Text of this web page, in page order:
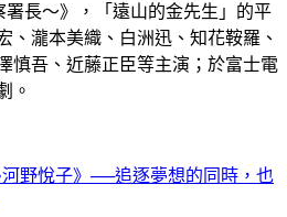
署長～》，「遠山的金先生」的平
、瀧本美織、白洲迅、知花鞍羅、
慎吾、近藤正臣等主演；於富士電
。
河野悅子》──追逐夢想的同時，也